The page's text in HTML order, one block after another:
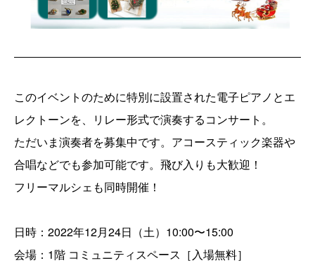
このイベントのために特別に設置された電子ピアノとエ
レクトーンを、リレー形式で演奏するコンサート。
ただいま演奏者を募集中です。アコースティック楽器や
合唱などでも参加可能です。飛び入りも大歓迎！
フリーマルシェも同時開催！
日時：2022年12月24日（土）10:00〜15:00
会場：1階 コミュニティスペース［入場無料］